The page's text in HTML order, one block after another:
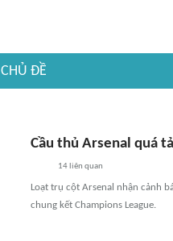
CHỦ ĐỀ
Cầu thủ Arsenal quá
14liên quan
Loạt trụ cột Arsenal nhận cảnh
chung kết Champions League.